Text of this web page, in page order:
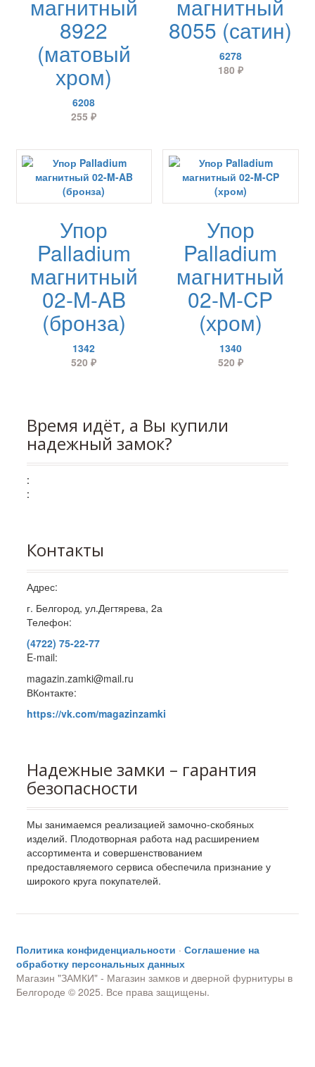
магнитный
8922
(матовый
хром)
6208
255₽
магнитный
8055 (сатин)
6278
180 ₽
Упор
Palladium
магнитный
02-M-AB
(бронза)
1342
520₽
Упор
Palladium
магнитный
02-M-CP
(хром)
1340
520 ₽
Время идёт, а Вы купили
надежный замок?
:
:
Контакты
Адрес:
г. Белгород, ул.Дегтярева, 2а
Телефон:
(4722) 75-22-77
E-mail:
magazin.zamki@mail.ru
ВКонтакте:
https://vk.com/magazinzamki
Надежные замки – гарантия
безопасности
Мы занимаемся реализацией замочно-скобяных
изделий. Плодотворная работа над расширением
ассортимента и совершенствованием
предоставляемого сервиса обеспечила признание у
широкого круга покупателей.
Политика конфиденциальности · Соглашение на
обработку персональных данных
Магазин "ЗАМКИ" - Магазин замков и дверной фурнитуры в
Белгороде © 2025. Все права защищены.